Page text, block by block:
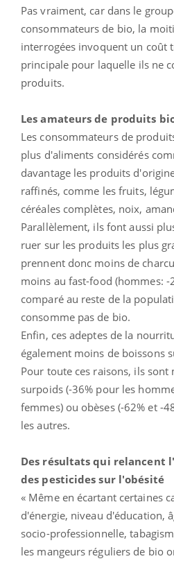
Pas vraiment, car dans le
consommateurs de bio, la
interrogées invoquent un coût
principale pour laquelle ils ne
produits.
Les amateurs de produits
Les consommateurs de
plus d'aliments considérés
davantage les produits
raffinés, comme les fruits,
céréales complètes, noix,
Parallèlement, ils font aussi
ruer sur les produits les plus
prennent donc moins de
moins au fast-food (hommes: -
comparé au reste de la
consomme pas de bio.
Enfin, ces adeptes de la
également moins de boissons
Pour toute ces raisons, ils sont
surpoids (-36% pour les
femmes) ou obèses (-62% et -
les autres.
Des résultats qui relancent
des pesticides sur l'obésité
« Même en écartant certaines
d'énergie, niveau d'éducation,
socio-professionnelle,
les mangeurs réguliers de bio